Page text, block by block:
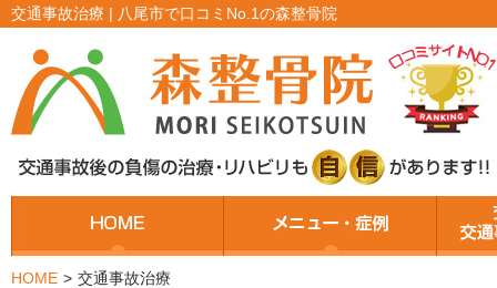
交通事故治療 | 八尾市で口コミNo.1の森整骨院
HOME > 交通事故治療